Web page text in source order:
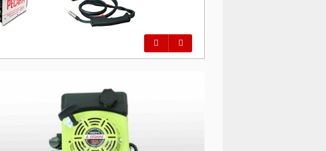
Предыдущий
Следующий